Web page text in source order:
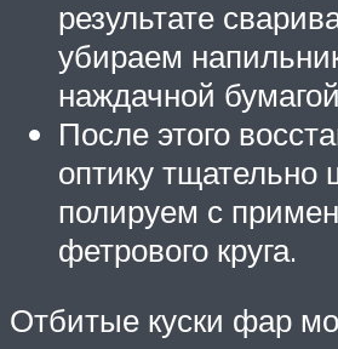
результате
убираем
наждачной
После этого
оптику
полируем с
фетрового круга.
Отбитые куски фар